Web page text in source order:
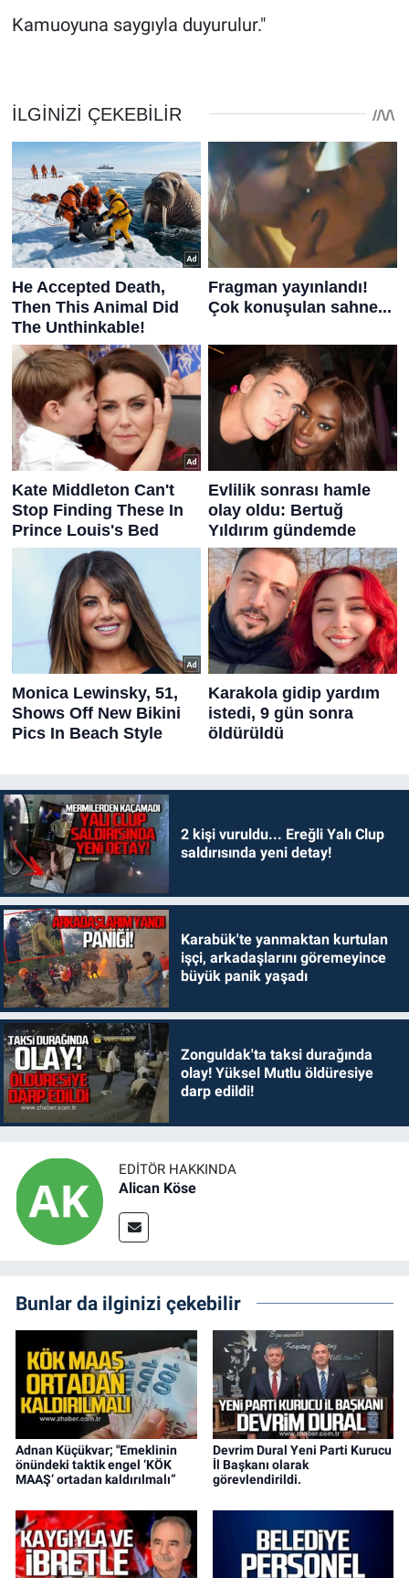
Kamuoyuna saygıyla duyurulur."
2 kişi vuruldu... Ereğli Yalı Clup
saldırısında yeni detay!
Karabük'te yanmaktan kurtulan
işçi, arkadaşlarını göremeyince
büyük panik yaşadı
Zonguldak'ta taksi durağında
olay! Yüksel Mutlu öldüresiye
darp edildi!
EDITÖR HAKKINDA
Alican Köse
Bunlar da ilginizi çekebilir
Adnan Küçükvar; "Emeklinin
önündeki taktik engel ‘KÖK
MAAŞ’ ortadan kaldırılmalı”
Devrim Dural Yeni Parti Kurucu
İl Başkanı olarak
görevlendirildi.